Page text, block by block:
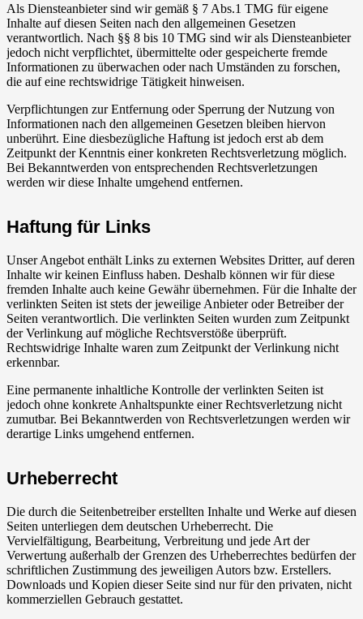
Als Diensteanbieter sind wir gemäß § 7 Abs.1 TMG für eigene
Inhalte auf diesen Seiten nach den allgemeinen Gesetzen
verantwortlich. Nach §§ 8 bis 10 TMG sind wir als Diensteanbieter
jedoch nicht verpflichtet, übermittelte oder gespeicherte fremde
Informationen zu überwachen oder nach Umständen zu forschen,
die auf eine rechtswidrige Tätigkeit hinweisen.
Verpflichtungen zur Entfernung oder Sperrung der Nutzung von
Informationen nach den allgemeinen Gesetzen bleiben hiervon
unberührt. Eine diesbezügliche Haftung ist jedoch erst ab dem
Zeitpunkt der Kenntnis einer konkreten Rechtsverletzung möglich.
Bei Bekanntwerden von entsprechenden Rechtsverletzungen
werden wir diese Inhalte umgehend entfernen.
Haftung für Links
Unser Angebot enthält Links zu externen Websites Dritter, auf deren
Inhalte wir keinen Einfluss haben. Deshalb können wir für diese
fremden Inhalte auch keine Gewähr übernehmen. Für die Inhalte der
verlinkten Seiten ist stets der jeweilige Anbieter oder Betreiber der
Seiten verantwortlich. Die verlinkten Seiten wurden zum Zeitpunkt
der Verlinkung auf mögliche Rechtsverstöße überprüft.
Rechtswidrige Inhalte waren zum Zeitpunkt der Verlinkung nicht
erkennbar.
Eine permanente inhaltliche Kontrolle der verlinkten Seiten ist
jedoch ohne konkrete Anhaltspunkte einer Rechtsverletzung nicht
zumutbar. Bei Bekanntwerden von Rechtsverletzungen werden wir
derartige Links umgehend entfernen.
Urheberrecht
Die durch die Seitenbetreiber erstellten Inhalte und Werke auf diesen
Seiten unterliegen dem deutschen Urheberrecht. Die
Vervielfältigung, Bearbeitung, Verbreitung und jede Art der
Verwertung außerhalb der Grenzen des Urheberrechtes bedürfen der
schriftlichen Zustimmung des jeweiligen Autors bzw. Erstellers.
Downloads und Kopien dieser Seite sind nur für den privaten, nicht
kommerziellen Gebrauch gestattet.